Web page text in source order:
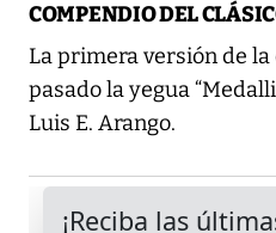
COMPENDIO DEL
La primera versión de la
pasado la yegua
Luis E. Arango.